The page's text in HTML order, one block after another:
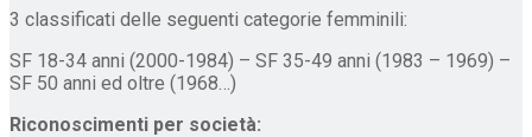
3 classificati delle seguenti categorie femminili:
SF 18-34 anni (2000-1984) – SF 35-49 anni (1983 – 1969) –
SF 50 anni ed oltre (1968…)
Riconoscimenti per società: